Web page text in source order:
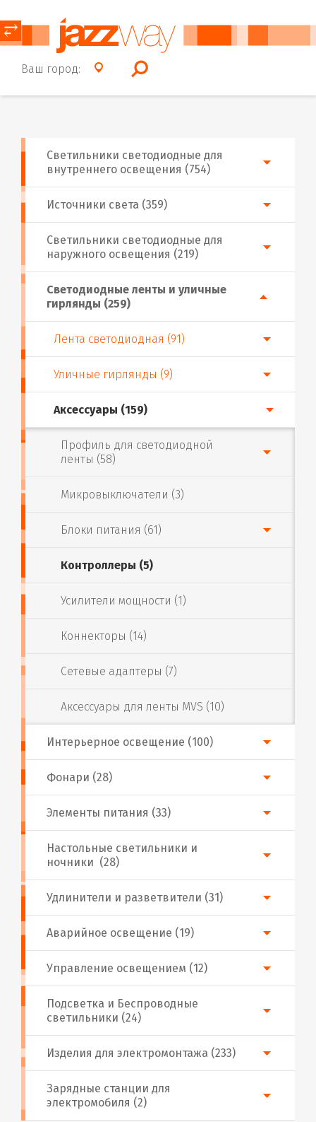
Ваш город:
⥂
Фонари (28)
Аварийное освещение (19)
Настольные светильники и
ночники (28)
Подсветка и Беспроводные
светильники (24)
Интерьерное освещение (100)
Изделия для электромонтажа (233)
Источники света (359)
Светодиодные ленты и уличные
гирлянды (259)
Лента светодиодная (91)
Уличные гирлянды (9)
Аксессуары (159)
Профиль для светодиодной
ленты (58)
Микровыключатели (3)
Блоки питания (61)
Контроллеры (5)
Усилители мощности (1)
Коннекторы (14)
Сетевые адаптеры (7)
Аксессуары для ленты MVS (10)
Светильники светодиодные для
внутреннего освещения (754)
Светильники светодиодные для
наружного освещения (219)
Удлинители и разветвители (31)
Управление освещением (12)
Элементы питания (33)
Зарядные станции для
электромобиля (2)